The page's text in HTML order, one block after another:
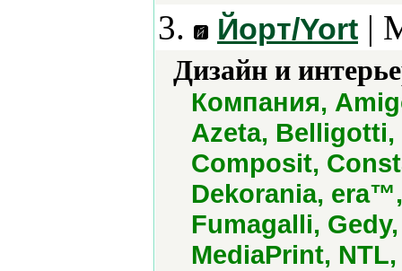
3. Йорт/Yort |
Дизайн и
Компания,
Azeta, Belligotti,
Composit,
Dekorania,
Fumagalli,
MediaPrint,